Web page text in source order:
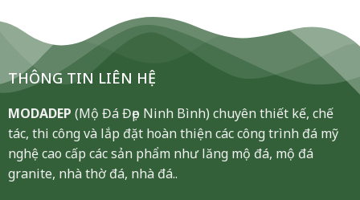
THÔNG TIN LIÊN HỆ
MODADEP (Mộ Đá Đẹp Ninh Bình) chuyên thiết kế, chế
tác, thi công và lắp đặt hoàn thiện các công trình đá mỹ
nghệ cao cấp các sản phẩm như lăng mộ đá, mộ đá
granite, nhà thờ đá, nhà đá..